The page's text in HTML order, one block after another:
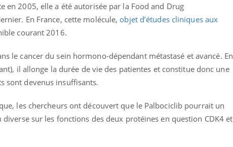
en 2005, elle a été autorisée par la Food and Drug
En France, cette molécule, objet d’études cliniques aux
courant 2016.
le cancer du sein hormono-dépendant métastasé et avancé. En
il allonge la durée de vie des patientes et constitue donc une
sont devenus insuffisants.
les chercheurs ont découvert que le Palbociclib pourrait un
sur les fonctions des deux protéines en question CDK4 et
Hantavirus : un cas
détecté chez un touriste
Comment oublier les
écrans en vacances ?